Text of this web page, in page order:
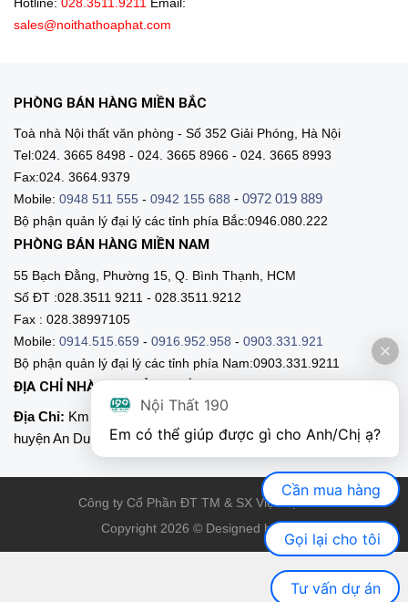
Hotline: 028.3511.9211
Email:
sales@noithathoaphat.com
PHÒNG BÁN HÀNG MIỀN BẮC
Toà nhà Nội thất văn phòng - Số 352 Giải Phóng, Hà Nội
Tel:024. 3665 8498 - 024. 3665 8966 - 024. 3665 8993
Fax:024. 3664.9379
Mobile: 0948 511 555 - 0942 155 688 - 0972 019 889
Bộ phận quản lý đại lý các tỉnh phía Bắc:0946.080.222
PHÒNG BÁN HÀNG MIỀN NAM
55 Bạch Đằng, Phường 15, Q. Bình Thạnh, HCM
Số ĐT :028.3511 9211 - 028.3511.9212
Fax : 028.38997105
Mobile: 0914.515.659 - 0916.952.958 - 0903.331.921
Bộ phận quản lý đại lý các tỉnh phía Nam:0903.331.9211
ĐỊA CHỈ NHÀ MÁY SẢN XUẤT
Địa Chỉ: Km 89, Quốc lộ 5 , Thôn Mỹ Tranh, xã Nam Sơn,
huyện An Dương, Hải Phòng
Công ty Cổ Phần ĐT TM & SX Việt Nội Thất
Copyright 2026 © Designed by VNT
Nội Thất 190
Cần mua hàng
Gọi lại cho tôi
Tư vấn dự án